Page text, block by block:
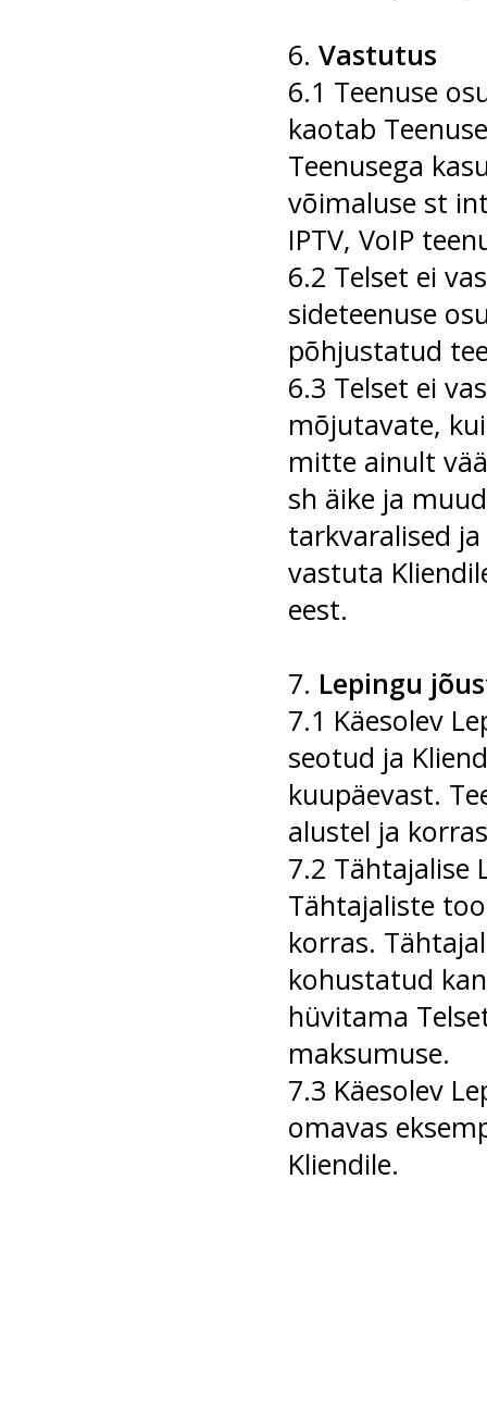
6. Vastutus
6.1 Teenuse
kaotab
Teenusega
võimaluse st
IPTV, VoIP
6.2 Telset ei
sideteenuse
põhjustatud
6.3 Telset ei
mõjutavate,
mitte ainult
sh äike ja
tarkvaralised
vastuta
eest.
7. Lepingu
7.1 Käesolev
seotud ja
kuupäevast.
alustel ja
7.2 Tähtajalise
Tähtajaliste
korras.
kohustatud
hüvitama
maksumuse.
7.3 Käesolev
omavas
Kliendile.